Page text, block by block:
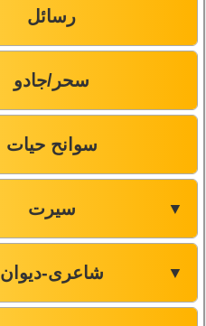
رسائل
سحر/جادو
سوانح حیات
سیرت ▼
شاعری-دیوان ▼